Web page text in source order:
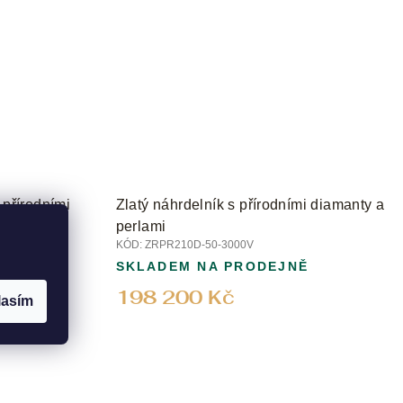
Zlatý náhrdelník s přírodními diamanty a
perlami
KÓD: ZRPR210D-50-3000V
198 200 Kč
SKLADEM NA PRODEJNĚ